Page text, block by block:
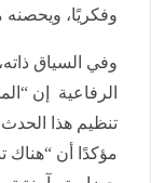
وفكريًا، ويحصنه
وفي السياق
الرفاعية إن
تنظيم هذا الحدث
مؤكدًا أن “هناك